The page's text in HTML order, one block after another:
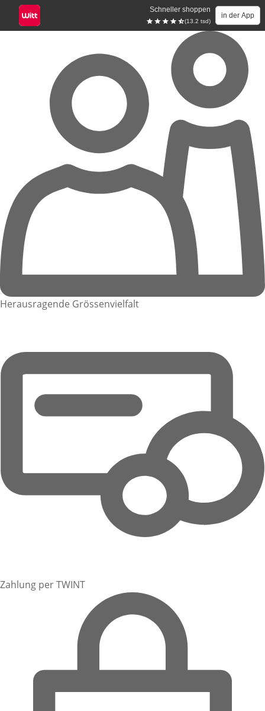
Schneller shoppen
(13.2 tsd)
in der App
Herausragende Grössenvielfalt
Zahlung per TWINT